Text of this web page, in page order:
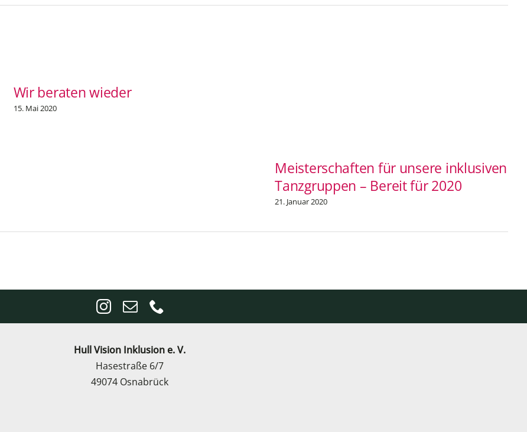
Wir beraten wieder
15. Mai 2020
Meisterschaften für unsere inklusiven
Tanzgruppen – Bereit für 2020
21. Januar 2020
Hull Vision Inklusion e. V.
Hasestraße 6/7
49074 Osnabrück